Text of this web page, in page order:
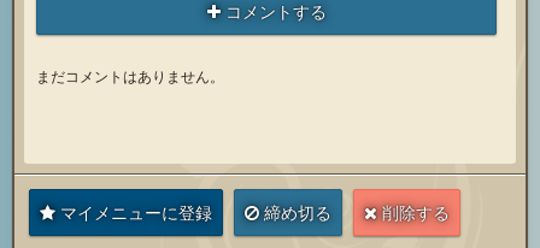
コメントする
まだコメントはありません。
マイメニューに登録 締め切る 削除する